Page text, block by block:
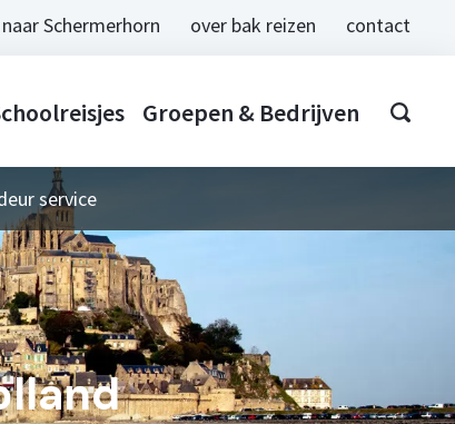
Schermerhorn over bak reizen contact
Groepen & Bedrijven
service